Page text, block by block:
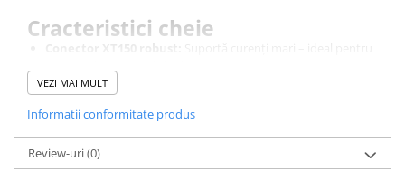
energiei electrice
Acumulatori UPS
Drumetii / Camping
Accesorii
Frigidere portabile
Cracteristici cheie
Lungime generoasă de 2m:
rulote, van-uri sau bărci.
Transfer eficient:Minimizează pierderile de tensiune la
curenți ridicați.
Construcție profesională:
VEZI MAI MULT
Informatii conformitate produs
Review-uri(0)